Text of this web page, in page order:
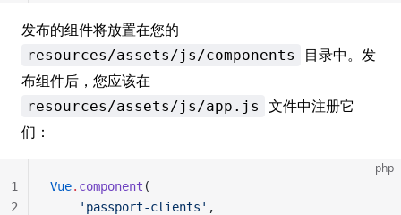
发布的组件将放置在您的
resources/assets/js/components
目录中。发
布组件后，您应该在
resources/assets/js/app.js
文件中注册它
们：
php
Vue. component (
    'passport-clients'
,
1
2